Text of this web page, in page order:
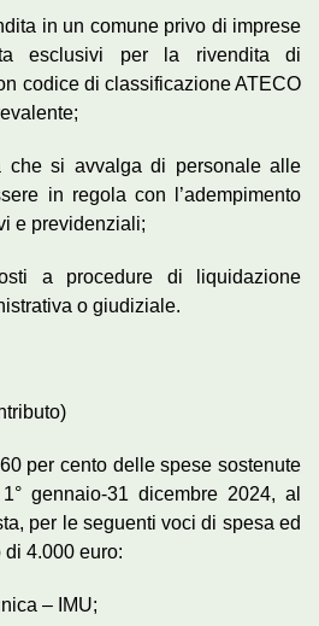
in un comune privo di imprese
esclusivi per la rivendita di
codice di classificazione ATECO
che si avvalga di personale alle
in regola con l’adempimento
e previdenziali;
a procedure di liquidazione
o giudiziale.
per cento delle spese sostenute
gennaio-31 dicembre 2024, al
per le seguenti voci di spesa ed
di 4.000 euro:
– IMU;